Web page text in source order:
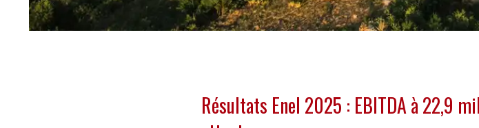
Résultats Enel 2025 : EBITDA à 22,9